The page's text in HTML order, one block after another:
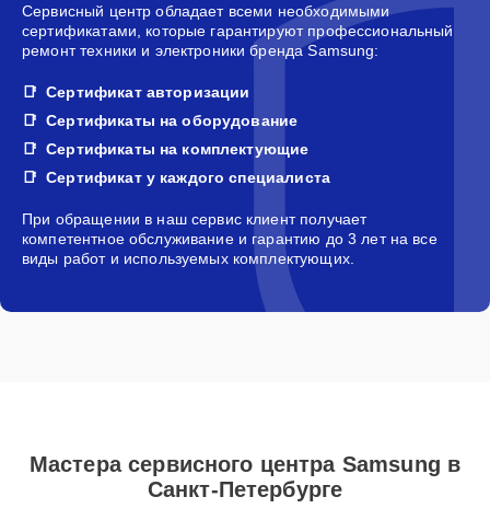
Сервисный центр обладает всеми необходимыми
сертификатами, которые гарантируют профессиональный
ремонт техники и электроники бренда Samsung:
Сертификат авторизации
Сертификаты на оборудование
Сертификаты на комплектующие
Сертификат у каждого специалиста
При обращении в наш сервис клиент получает
компетентное обслуживание и гарантию до 3 лет на все
виды работ и используемых комплектующих.
Мастера сервисного центра Samsung в
Санкт-Петербурге